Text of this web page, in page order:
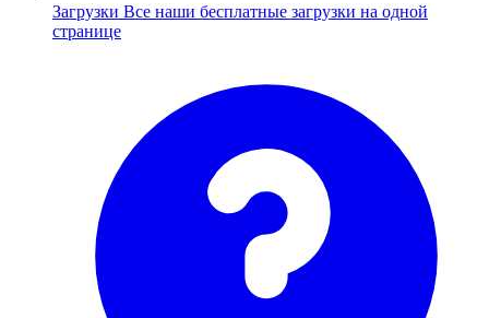
Загрузки Все наши бесплатные загрузки на одной
странице